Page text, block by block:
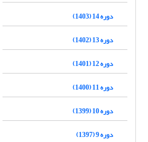
دوره 14 (1403)
دوره 13 (1402)
دوره 12 (1401)
دوره 11 (1400)
دوره 10 (1399)
دوره 9 (1397)